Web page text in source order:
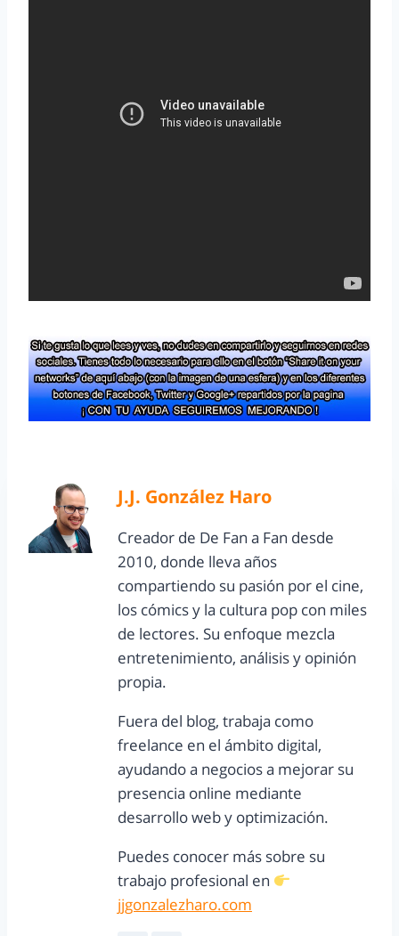
J.J. González Haro
Creador de De Fan a Fan desde
2010, donde lleva años
compartiendo su pasión por el cine,
los cómics y la cultura pop con miles
de lectores. Su enfoque mezcla
entretenimiento, análisis y opinión
propia.
Fuera del blog, trabaja como
freelance en el ámbito digital,
ayudando a negocios a mejorar su
presencia online mediante
desarrollo web y optimización.
Puedes conocer más sobre su
trabajo profesional en
jjgonzalezharo.com